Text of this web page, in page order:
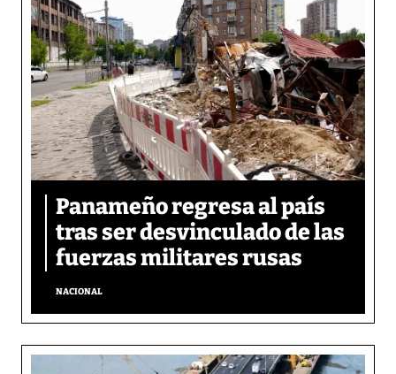
Panameño regresa al país
tras ser desvinculado de las
fuerzas militares rusas
NACIONAL